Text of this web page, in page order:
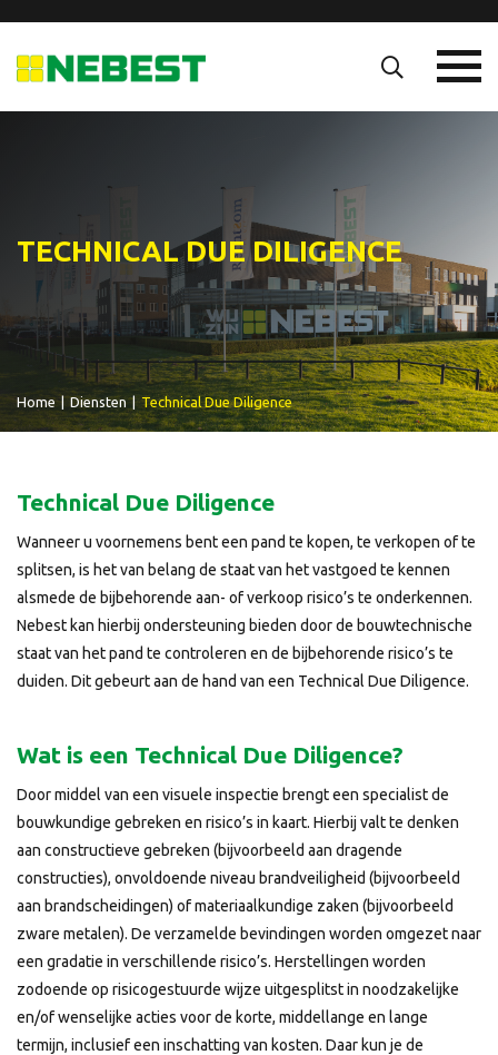
TECHNICAL DUE DILIGENCE
Home Diensten | Technical Due Diligence
Technical Due Diligence
Wanneer u voornemens bent een pand te kopen, te verkopen of te
splitsen, is het van belang de staat van het vastgoed te kennen
alsmede de bijbehorende aan- of verkoop risico’s te onderkennen.
Nebest kan hierbij ondersteuning bieden door de bouwtechnische
staat van het pand te controleren en de bijbehorende risico’s te
duiden. Dit gebeurt aan de hand van een Technical Due Diligence.
Wat is een Technical Due Diligence?
Door middel van een visuele inspectie brengt een specialist de
bouwkundige gebreken en risico’s in kaart. Hierbij valt te denken
aan constructieve gebreken (bijvoorbeeld aan dragende
constructies), onvoldoende niveau brandveiligheid (bijvoorbeeld
aan brandscheidingen) of materiaalkundige zaken (bijvoorbeeld
zware metalen). De verzamelde bevindingen worden omgezet naar
een gradatie in verschillende risico’s. Herstellingen worden
zodoende op risicogestuurde wijze uitgesplitst in noodzakelijke
en/of wenselijke acties voor de korte, middellange en lange
termijn, inclusief een inschatting van kosten. Daar kun je de